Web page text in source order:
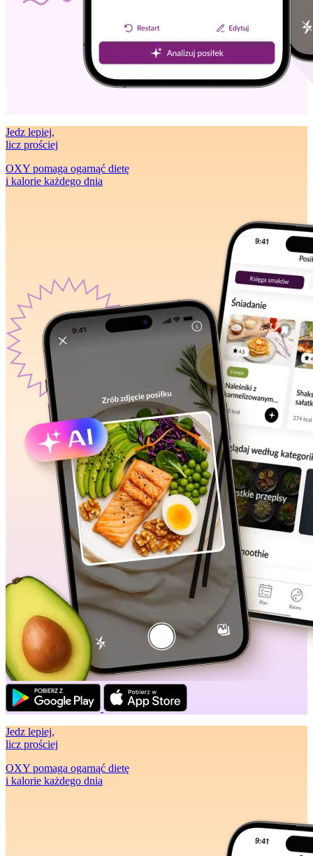
Jedz lepiej,
licz prościej
OXY pomaga ogarnąć dietę
i kalorie każdego dnia
Jedz lepiej,
licz prościej
OXY pomaga ogarnąć dietę
i kalorie każdego dnia